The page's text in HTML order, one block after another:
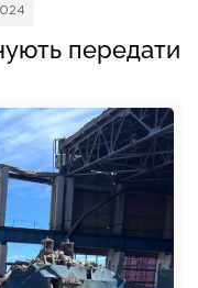
передати